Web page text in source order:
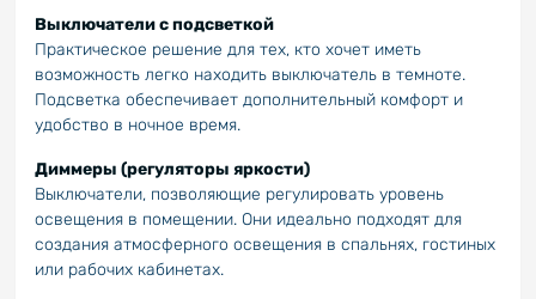
Выключатели с подсветкой
Практическое решение для тех, кто хочет иметь
возможность легко находить выключатель в темноте.
Подсветка обеспечивает дополнительный комфорт и
удобство в ночное время.
Диммеры (регуляторы яркости)
Выключатели, позволяющие регулировать уровень
освещения в помещении. Они идеально подходят для
создания атмосферного освещения в спальнях, гостиных
или рабочих кабинетах.